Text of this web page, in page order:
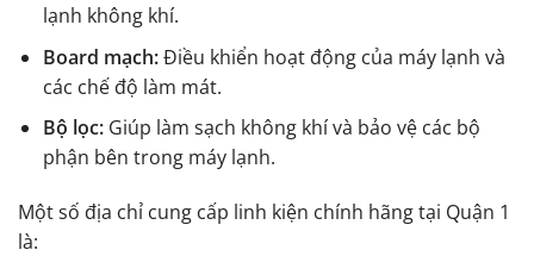
lạnh không khí.
Board mạch:Điều khiển hoạt động của máy lạnh và
các chế độ làm mát.
Bộ lọc:Giúp làm sạch không khí và bảo vệ các bộ
phận bên trong máy lạnh.
Một số địa chỉ cung cấp linh kiện chính hãng tại Quận 1
là: